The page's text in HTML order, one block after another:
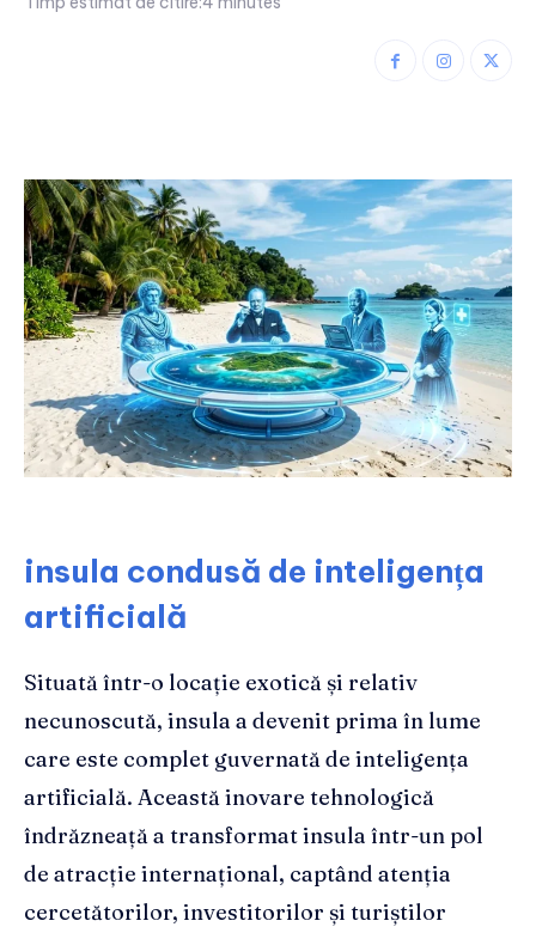
insula condusă de inteligența
artificială
Situată într-o locație exotică și relativ
necunoscută, insula a devenit prima în lume
care este complet guvernată de inteligența
artificială. Această inovare tehnologică
îndrăzneață a transformat insula într-un pol
de atracție internațional, captând atenția
cercetătorilor, investitorilor și turiștilor